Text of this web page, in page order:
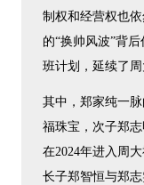
制权和经营权也
的“换帅风波”背
班计划，延续了周
其中，郑家纯一
福珠宝，次子郑
在2024年进入周
长子郑智恒与郑